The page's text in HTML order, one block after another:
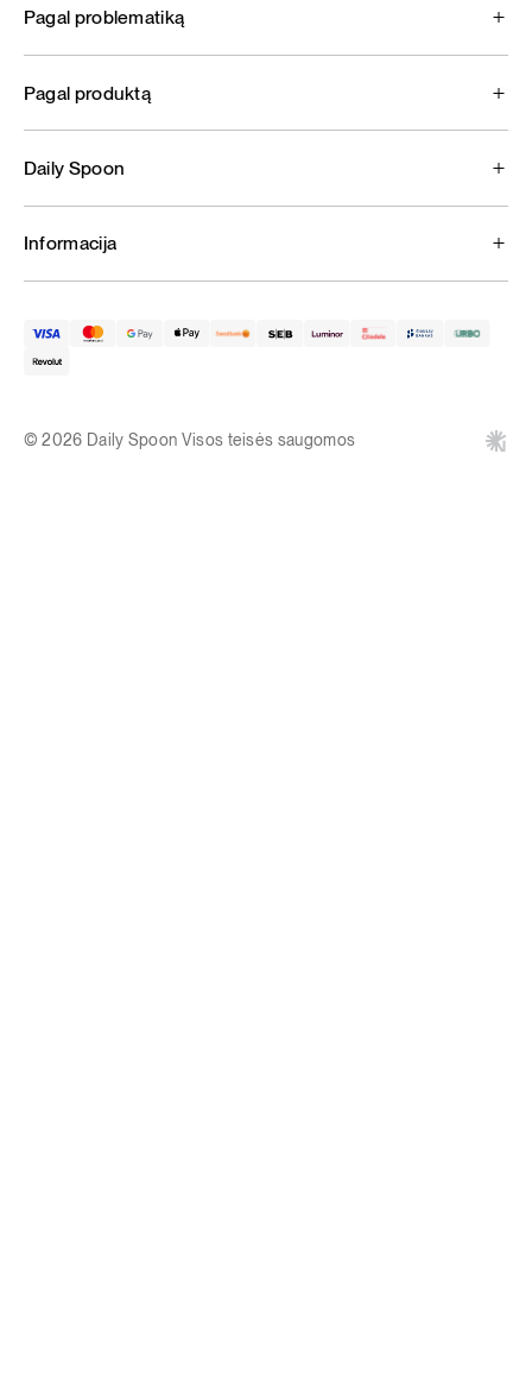
Pagal problematiką
Pagal produktą
Daily Spoon
Informacija
© 2026 Daily Spoon Visos teisės saugomos